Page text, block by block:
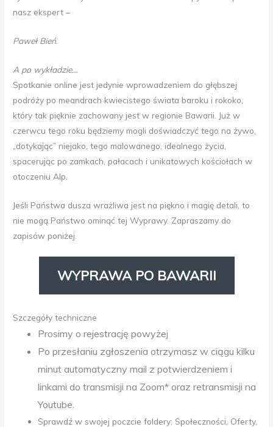
nasz ekspert –
Paweł Bień.
A po wykładzie…
Spotkanie online jest jedynie wprowadzeniem do głębszej
podróży po meandrach kwiecistego świata baroku i rokoko,
który tak pięknie zachowany jest w regionie Bawarii. Już w
czerwcu tego roku będziemy mogli doświadczyć tego na żywo,
„dotykając” niejako, tego malowanego, idealnego życia,
spacerując po zamkach, pałacach i unikatowych kościołach w
otoczeniu Alp.
Jeśli Państwa dusza wrażliwa jest na piękno i magię detali, to
nie mogą Państwo ominąć tej Wyprawy. Zapraszamy do
zapisów poniżej.
WYPRAWA PO BAWARII
Szczegóły techniczne
Prosimy o rejestrację powyżej
Po przesłaniu zgłoszenia otrzymasz w ciągu kilku
minut automatyczny mail z potwierdzeniem i
linkami do transmisji na Zoom* oraz retransmisji na
Youtube.
Sprawdź w swojej poczcie foldery: Społeczności, Oferty,